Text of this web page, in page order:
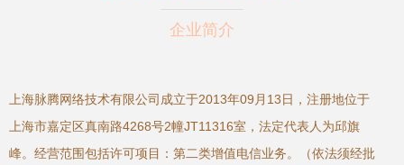
企业简介
上海脉腾网络技术有限公司成立于2013年09月13日，注册地位于
上海市嘉定区真南路4268号2幢JT11316室，法定代表人为邱旗
峰。经营范围包括许可项目：第二类增值电信业务。（依法须经批